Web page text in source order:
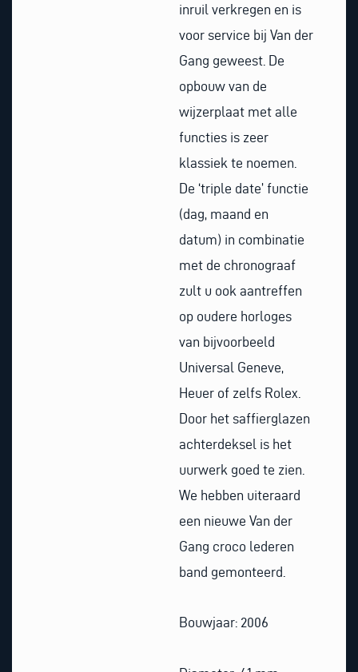
inruil verkregen en is
voor service bij Van der
Gang geweest. De
opbouw van de
wijzerplaat met alle
functies is zeer
klassiek te noemen.
De ‘triple date’ functie
(dag, maand en
datum) in combinatie
met de chronograaf
zult u ook aantreffen
op oudere horloges
van bijvoorbeeld
Universal Geneve,
Heuer of zelfs Rolex.
Door het saffierglazen
achterdeksel is het
uurwerk goed te zien.
We hebben uiteraard
een nieuwe Van der
Gang croco lederen
band gemonteerd.
Bouwjaar: 2006